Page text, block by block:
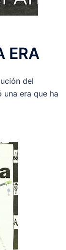
ERA
del
era que ha